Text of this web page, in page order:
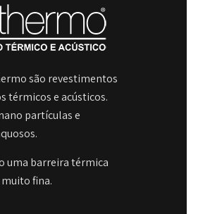
são revestimentos
térmicos e acústicos.
partículas e
uma barreira térmica
fina.